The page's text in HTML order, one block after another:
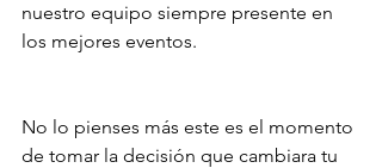
nuestro equipo siempre presente en
los mejores eventos.
No lo pienses más este es el momento
de tomar la decisión que cambiara tu